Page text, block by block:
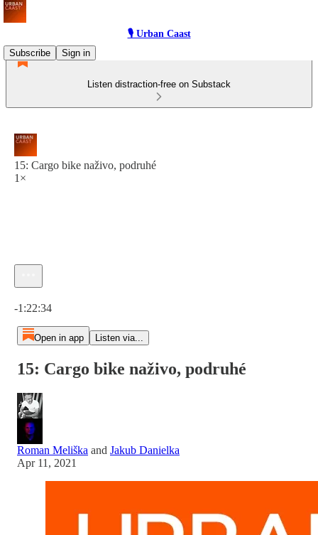
🎙 Urban Caast
Subscribe
Sign in
Listen distraction-free on Substack
15: Cargo bike naživo, podruhé
1×
-1:22:34
Open in app Listen via...
15: Cargo bike naživo, podruhé
Roman Meliška and Jakub Danielka
Apr 11, 2021